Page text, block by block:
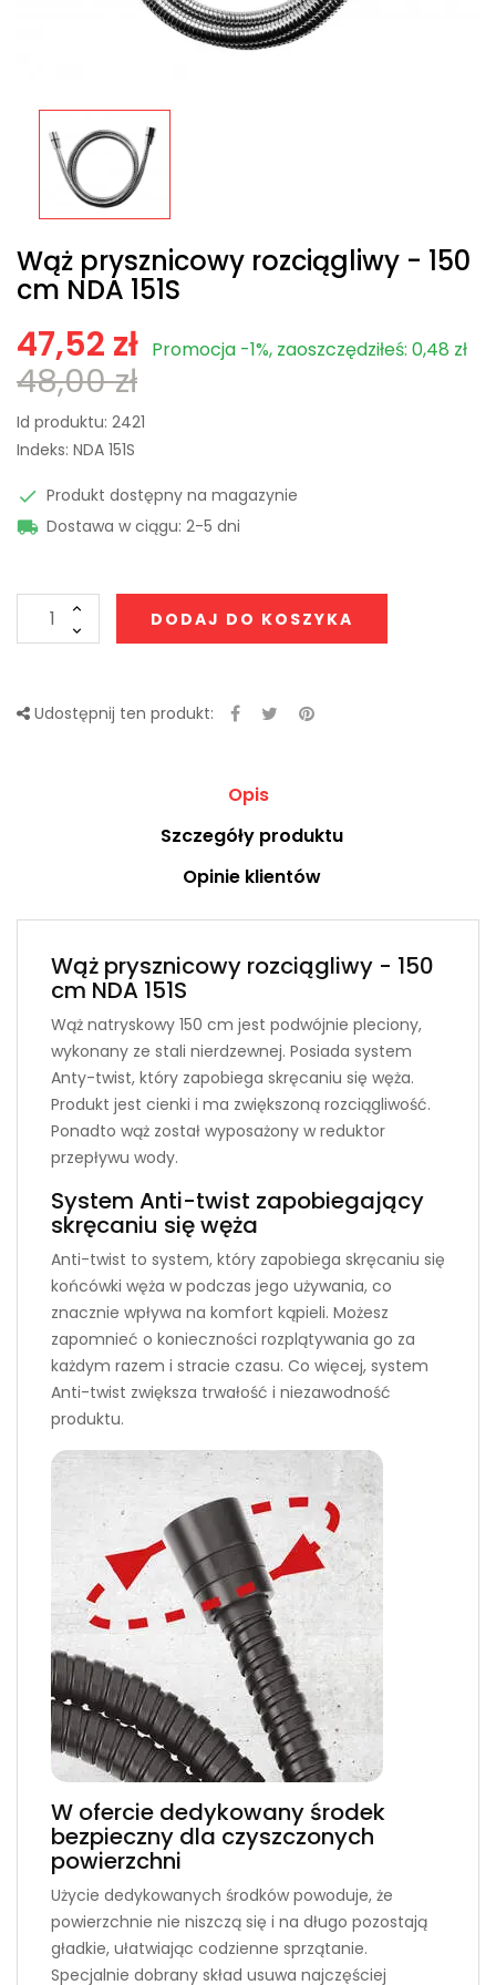
Wąż prysznicowy rozciągliwy - 150
cm NDA 151S
47,52 zł Promocja -1%, zaoszczędziłeś: 0,48 zł
48,00 zł
Id produktu: 2421
Indeks: NDA 151S
 Produkt dostępny na magazynie
 Dostawa w ciągu: 2-5 dni
DODAJ DO KOSZYKA
Udostępnij ten produkt:
Opis
Szczegóły produktu
Opinie klientów
Wąż prysznicowy rozciągliwy - 150
cm NDA 151S
Wąż natryskowy 150 cm jest podwójnie pleciony,
wykonany ze stali nierdzewnej. Posiada system
Anty-twist, który zapobiega skręcaniu się węża.
Produkt jest cienki i ma zwiększoną rozciągliwość.
Ponadto wąż został wyposażony w reduktor
przepływu wody.
System Anti-twist zapobiegający
skręcaniu się węża
Anti-twist to system, który zapobiega skręcaniu się
końcówki węża w podczas jego używania, co
znacznie wpływa na komfort kąpieli. Możesz
zapomnieć o konieczności rozplątywania go za
każdym razem i stracie czasu. Co więcej, system
Anti-twist zwiększa trwałość i niezawodność
produktu.
W ofercie dedykowany środek
bezpieczny dla czyszczonych
powierzchni
Użycie dedykowanych środków powoduje, że
powierzchnie nie niszczą się i na długo pozostają
gładkie, ułatwiając codzienne sprzątanie.
Specjalnie dobrany skład usuwa najczęściej